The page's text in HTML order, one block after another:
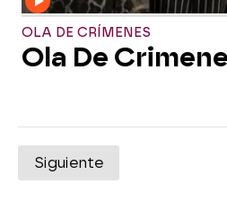
OLA DE CRÍMENES
Ola De
Siguiente